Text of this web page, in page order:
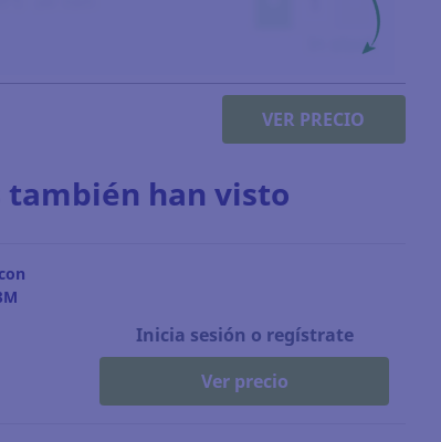
VER PRECIO
han visto
Inicia sesión o regístrate
Ver precio